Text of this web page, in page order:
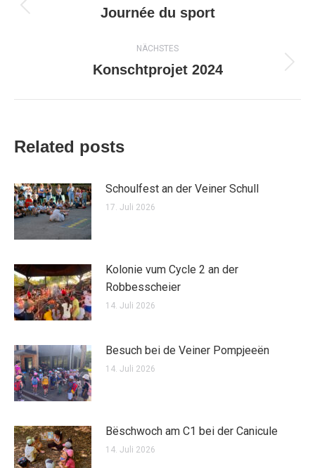
Vorheriger
Journée du sport
NÄCHSTES
Nächster
Konschtprojet 2024
Related posts
Schoulfest an der Veiner Schull
17. Juli 2026
Kolonie vum Cycle 2 an der
Robbesscheier
14. Juli 2026
Besuch bei de Veiner Pompjeeën
14. Juli 2026
Bëschwoch am C1 bei der Canicule
14. Juli 2026